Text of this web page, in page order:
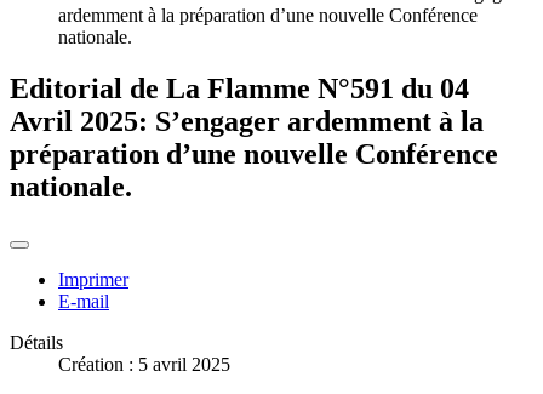
ardemment à la préparation d’une nouvelle Conférence
nationale.
Editorial de La Flamme N°591 du 04
Avril 2025: S’engager ardemment à la
préparation d’une nouvelle Conférence
nationale.
Imprimer
E-mail
Détails
Création : 5 avril 2025